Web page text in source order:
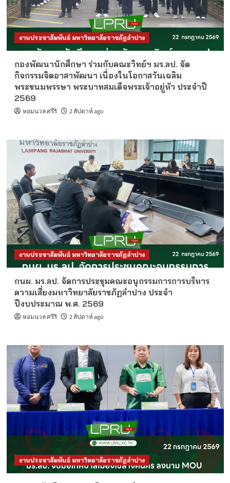
งานประชาสัมพันธ์ มหาวิทยาลัยราชภัฏลำปาง
กองพัฒนานักศึกษา ร่วมกับคณะวิทย์ฯ มร.ลป. จัด
กิจกรรมจิตอาสาพัฒนา เนื่องในโอกาสวันเฉลิม
พระชนมพรรษา พระบาทสมเด็จพระเจ้าอยู่หัว ประจำปี
2569
หอมนวล ศรีริ 2 สัปดาห์ ago
งานประชาสัมพันธ์ มหาวิทยาลัยราชภัฏลำปาง
กนผ. มร.ลป. จัดการประชุมคณะอนุกรรมการการบริหาร
ความเสี่ยงมหาวิทยาลัยราชภัฏลำปาง ประจำ
ปีงบประมาณ พ.ศ. 2569
หอมนวล ศรีริ 2 สัปดาห์ ago
งานประชาสัมพันธ์ มหาวิทยาลัยราชภัฏลำปาง